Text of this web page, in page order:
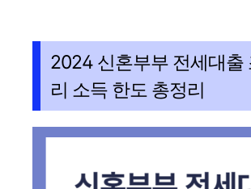
2024 신혼부부 전세대출
리 소득 한도 총정리